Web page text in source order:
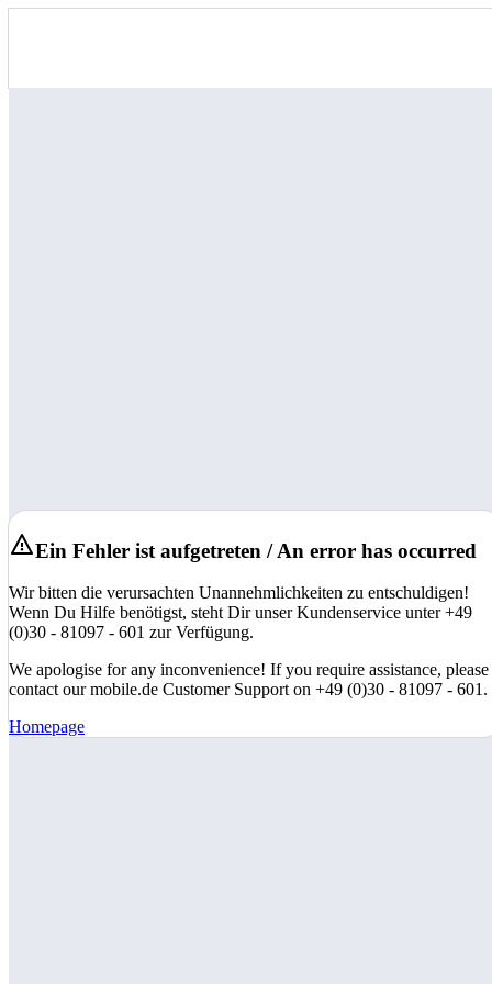
Ein Fehler ist aufgetreten / An error has occurred
Wir bitten die verursachten Unannehmlichkeiten zu entschuldigen!
Wenn Du Hilfe benötigst, steht Dir unser Kundenservice unter +49
(0)30 - 81097 - 601 zur Verfügung.
We apologise for any inconvenience! If you require assistance, please
contact our mobile.de Customer Support on +49 (0)30 - 81097 - 601.
Homepage